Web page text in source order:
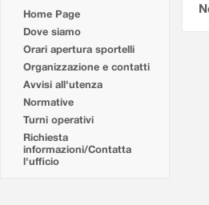
Home Page
Dove siamo
Orari apertura sportelli
Organizzazione e contatti
Avvisi all'utenza
Normative
Turni operativi
Richiesta
informazioni/Contatta
l'ufficio